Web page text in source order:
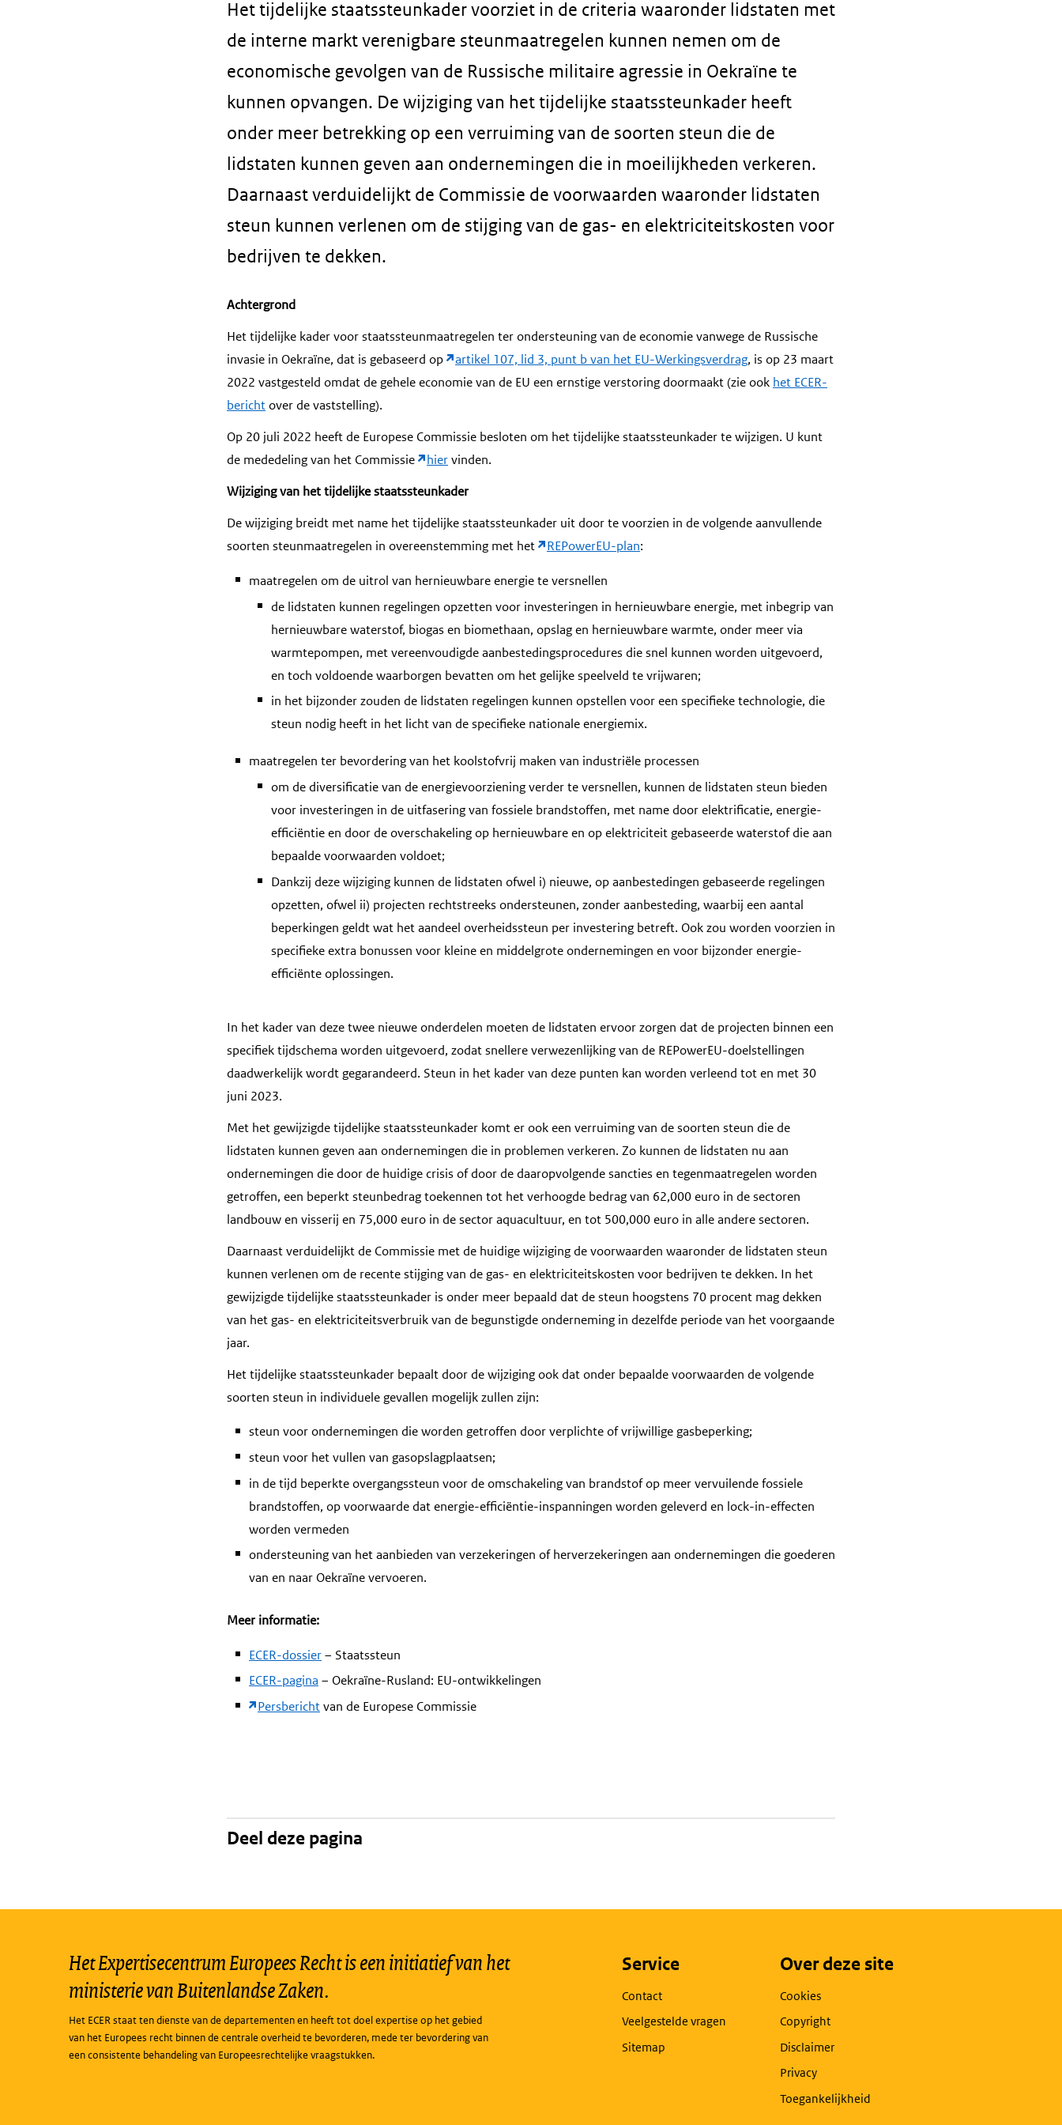
Het tijdelijke staatssteunkader voorziet in de criteria waaronder lidstaten met
de interne markt verenigbare steunmaatregelen kunnen nemen om de
economische gevolgen van de Russische militaire agressie in Oekraïne te
kunnen opvangen. De wijziging van het tijdelijke staatssteunkader heeft
onder meer betrekking op een verruiming van de soorten steun die de
lidstaten kunnen geven aan ondernemingen die in moeilijkheden verkeren.
Daarnaast verduidelijkt de Commissie de voorwaarden waaronder lidstaten
steun kunnen verlenen om de stijging van de gas- en elektriciteitskosten voor
bedrijven te dekken.
Achtergrond
Het tijdelijke kader voor staatssteunmaatregelen ter ondersteuning van de economie vanwege de Russische
invasie in Oekraïne, dat is gebaseerd op
artikel 107, lid 3, punt b van het EU-Werkingsverdrag, is op 23 maart
2022 vastgesteld omdat de gehele economie van de EU een ernstige verstoring doormaakt (zie ook het ECER-
berichtover de vaststelling).
Op 20 juli 2022 heeft de Europese Commissie besloten om het tijdelijke staatssteunkader te wijzigen. U kunt
de mededeling van het Commissie
hiervinden.
Wijziging van het tijdelijke staatssteunkader
De wijziging breidt met name het tijdelijke staatssteunkader uit door te voorzien in de volgende aanvullende
soorten steunmaatregelen in overeenstemming met het
REPowerEU-plan:
maatregelen om de uitrol van hernieuwbare energie te versnellen
de lidstaten kunnen regelingen opzetten voor investeringen in hernieuwbare energie, met inbegrip van
hernieuwbare waterstof, biogas en biomethaan, opslag en hernieuwbare warmte, onder meer via
warmtepompen, met vereenvoudigde aanbestedingsprocedures die snel kunnen worden uitgevoerd,
en toch voldoende waarborgen bevatten om het gelijke speelveld te vrijwaren;
in het bijzonder zouden de lidstaten regelingen kunnen opstellen voor een specifieke technologie, die
steun nodig heeft in het licht van de specifieke nationale energiemix.
maatregelen ter bevordering van het koolstofvrij maken van industriële processen
om de diversificatie van de energievoorziening verder te versnellen, kunnen de lidstaten steun bieden
voor investeringen in de uitfasering van fossiele brandstoffen, met name door elektrificatie, energie-
efficiëntie en door de overschakeling op hernieuwbare en op elektriciteit gebaseerde waterstof die aan
bepaalde voorwaarden voldoet;
Dankzij deze wijziging kunnen de lidstaten ofwel i) nieuwe, op aanbestedingen gebaseerde regelingen
opzetten, ofwel ii) projecten rechtstreeks ondersteunen, zonder aanbesteding, waarbij een aantal
beperkingen geldt wat het aandeel overheidssteun per investering betreft. Ook zou worden voorzien in
specifieke extra bonussen voor kleine en middelgrote ondernemingen en voor bijzonder energie-
efficiënte oplossingen.
In het kader van deze twee nieuwe onderdelen moeten de lidstaten ervoor zorgen dat de projecten binnen een
specifiek tijdschema worden uitgevoerd, zodat snellere verwezenlijking van de REPowerEU-doelstellingen
daadwerkelijk wordt gegarandeerd. Steun in het kader van deze punten kan worden verleend tot en met 30
juni 2023.
Met het gewijzigde tijdelijke staatssteunkader komt er ook een verruiming van de soorten steun die de
lidstaten kunnen geven aan ondernemingen die in problemen verkeren. Zo kunnen de lidstaten nu aan
ondernemingen die door de huidige crisis of door de daaropvolgende sancties en tegenmaatregelen worden
getroffen, een beperkt steunbedrag toekennen tot het verhoogde bedrag van 62,000 euro in de sectoren
landbouw en visserij en 75,000 euro in de sector aquacultuur, en tot 500,000 euro in alle andere sectoren.
Daarnaast verduidelijkt de Commissie met de huidige wijziging de voorwaarden waaronder de lidstaten steun
kunnen verlenen om de recente stijging van de gas- en elektriciteitskosten voor bedrijven te dekken. In het
gewijzigde tijdelijke staatssteunkader is onder meer bepaald dat de steun hoogstens 70 procent mag dekken
van het gas- en elektriciteitsverbruik van de begunstigde onderneming in dezelfde periode van het voorgaande
jaar.
Het tijdelijke staatssteunkader bepaalt door de wijziging ook dat onder bepaalde voorwaarden de volgende
soorten steun in individuele gevallen mogelijk zullen zijn:
steun voor ondernemingen die worden getroffen door verplichte of vrijwillige gasbeperking;
steun voor het vullen van gasopslagplaatsen;
in de tijd beperkte overgangssteun voor de omschakeling van brandstof op meer vervuilende fossiele
brandstoffen, op voorwaarde dat energie-efficiëntie-inspanningen worden geleverd en lock-in-effecten
worden vermeden
ondersteuning van het aanbieden van verzekeringen of herverzekeringen aan ondernemingen die goederen
van en naar Oekraïne vervoeren.
Meer informatie:
ECER-dossier– Staatssteun
ECER-pagina – Oekraïne-Rusland: EU-ontwikkelingen
Persberichtvan de Europese Commissie
Deel deze pagina
Het Expertisecentrum Europees Recht is een initiatief van het
ministerie van Buitenlandse Zaken.
Het ECER staat ten dienste van de departementen en heeft tot doel expertise op het gebied
van het Europees recht binnen de centrale overheid te bevorderen, mede ter bevordering van
een consistente behandeling van Europeesrechtelijke vraagstukken.
Service
Contact
Veelgestelde vragen
Sitemap
Over deze site
Cookies
Copyright
Disclaimer
Privacy
Toegankelijkheid